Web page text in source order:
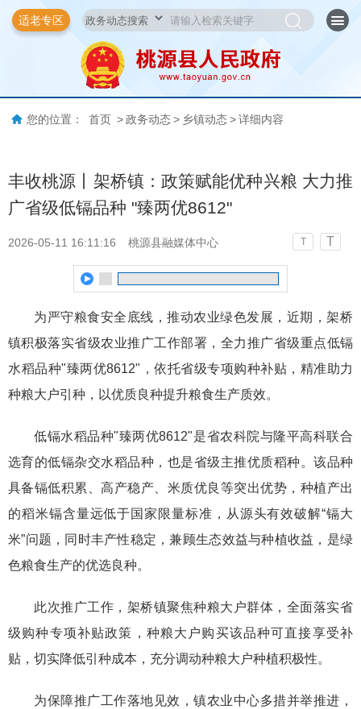
适老专区
您的位置： 首页 > 政务动态 > 乡镇动态 > 详细内容
丰收桃源丨架桥镇：政策赋能优种兴粮 大力推
广省级低镉品种 "臻两优8612"
2026-05-11 16:11:16 桃源县融媒体中心 T T
为严守粮食安全底线，推动农业绿色发展，近期，架桥
镇积极落实省级农业推广工作部署，全力推广省级重点低镉
水稻品种"臻两优8612"，依托省级专项购种补贴，精准助力
种粮大户引种，以优质良种提升粮食生产质效。
低镉水稻品种"臻两优8612"是省农科院与隆平高科联合
选育的低镉杂交水稻品种，也是省级主推优质稻种。该品种
具备镉低积累、高产稳产、米质优良等突出优势，种植产出
的稻米镉含量远低于国家限量标准，从源头有效破解“镉大
米”问题，同时丰产性稳定，兼顾生态效益与种植收益，是绿
色粮食生产的优选良种。
此次推广工作，架桥镇聚焦种粮大户群体，全面落实省
级购种专项补贴政策，种粮大户购买该品种可直接享受补
贴，切实降低引种成本，充分调动种粮大户种植积极性。
为保障推广工作落地见效，镇农业中心多措并举推进，